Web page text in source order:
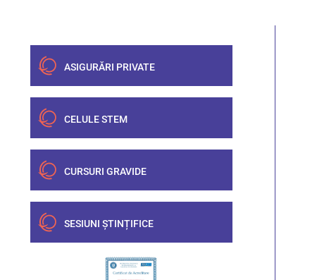
ASIGURĂRI PRIVATE
CELULE STEM
CURSURI GRAVIDE
SESIUNI ȘTINȚIFICE